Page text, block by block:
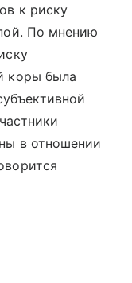
к риску
По мнению
коры была
в отношении